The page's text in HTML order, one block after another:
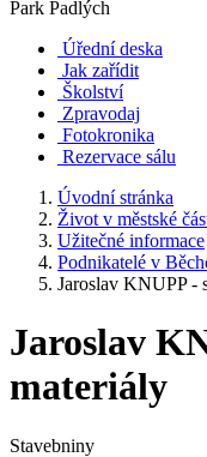
Park Padlých
Úřední deska
Jak zařídit
Školství
Zpravodaj
Fotokronika
Rezervace sálu
Úvodní stránka
Život v městské
Užitečné informace
Podnikatelé v
Jaroslav KNUPP -
Jaroslav
materiály
Stavebniny